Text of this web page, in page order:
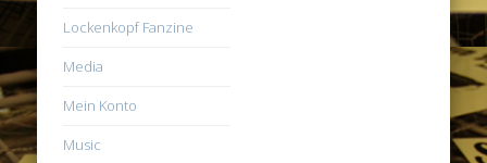
Lockenkopf Fanzine
Media
Mein Konto
Music